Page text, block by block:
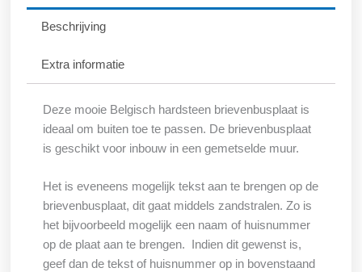
Beschrijving
Extra informatie
Deze mooie Belgisch hardsteen brievenbusplaat is
ideaal om buiten toe te passen. De brievenbusplaat
is geschikt voor inbouw in een gemetselde muur.
Het is eveneens mogelijk tekst aan te brengen op de
brievenbusplaat, dit gaat middels zandstralen. Zo is
het bijvoorbeeld mogelijk een naam of huisnummer
op de plaat aan te brengen. Indien dit gewenst is,
geef dan de tekst of huisnummer op in bovenstaand